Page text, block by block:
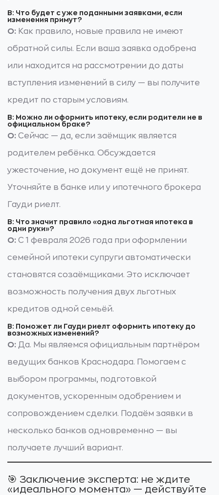
В: Что будет с уже поданными заявками, если
изменения примут?
О: Как правило, новые правила не имеют
обратной силы. Если ваша заявка одобрена
или находится на рассмотрении до даты
вступления изменений в силу — вы получите
кредит по старым условиям.
В: Можно ли оформить ипотеку, если родители не в
официальном браке?
О: Сейчас — да, если заёмщик является
родителем ребёнка. Обсуждается
ужесточение, но документ ещё не принят.
Уточняйте в банке или у ипотечного брокера
Гауди риелт.
В: Что значит правило «одна льготная ипотека в
одни руки»?
О: С 1 февраля 2026 года при оформлении
семейной ипотеки супруги автоматически
становятся созаёмщиками. Это исключает
возможность получения двух льготных
кредитов одной семьёй.
В: Поможет ли Гауди риелт оформить ипотеку до
возможных изменений?
О: Да. Мы являемся официальным партнёром
ведущих банков Краснодара. Помогаем с
выбором программы, подготовкой
документов, ускоренным одобрением и
сопровождением сделки. Подаём заявки в
несколько банков одновременно — вы
получаете лучший вариант.
🎯 Заключение эксперта: не ждите
«идеального момента» — действуйте